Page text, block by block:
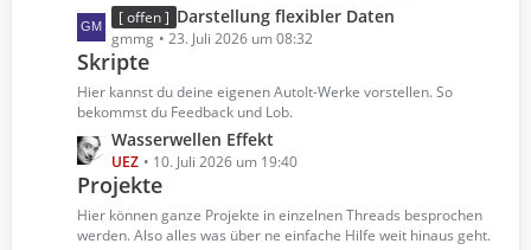
ä
g
e
L
e
t
z
t
e
B
e
i
t
[ offen ] Darstellung flexibler Daten
gmmg 23. Juli 2026 um 08:32
Skripte
Hier kannst du deine eigenen AutoIt-Werke vorstellen. So
bekommst du Feedback und Lob.
L
e
t
z
t
Wasserwellen Effekt
UEZ 10. Juli 2026 um 19:40
Projekte
Hier können ganze Projekte in einzelnen Threads besprochen
werden. Also alles was über ne einfache Hilfe weit hinaus geht.